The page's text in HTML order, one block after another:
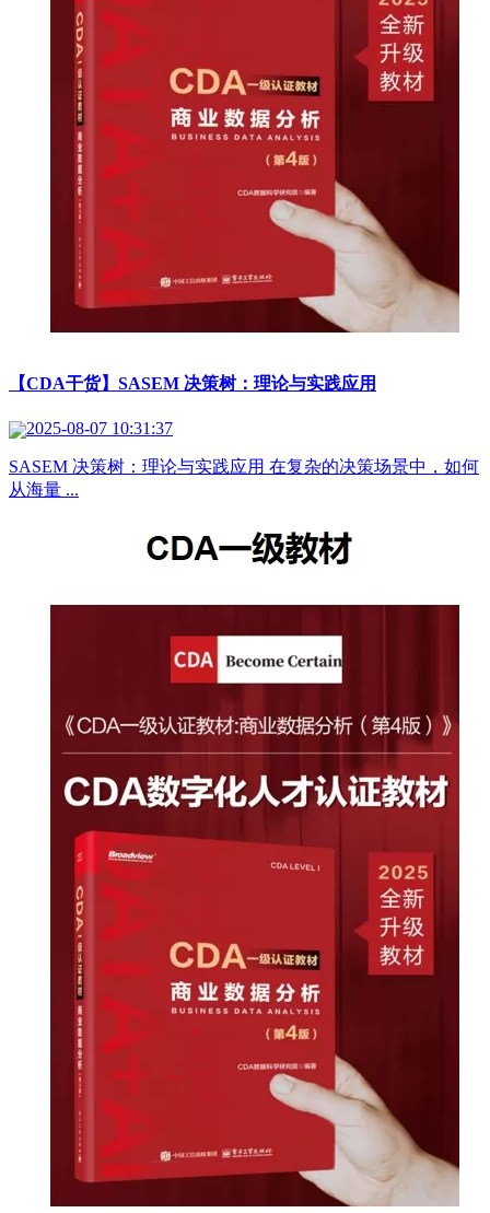
【CDA干货】SASEM 决策树：理论与实践应用
2025-08-07 10:31:37
SASEM 决策树：理论与实践应用 在复杂的决策场景中，如何
从海量 ...